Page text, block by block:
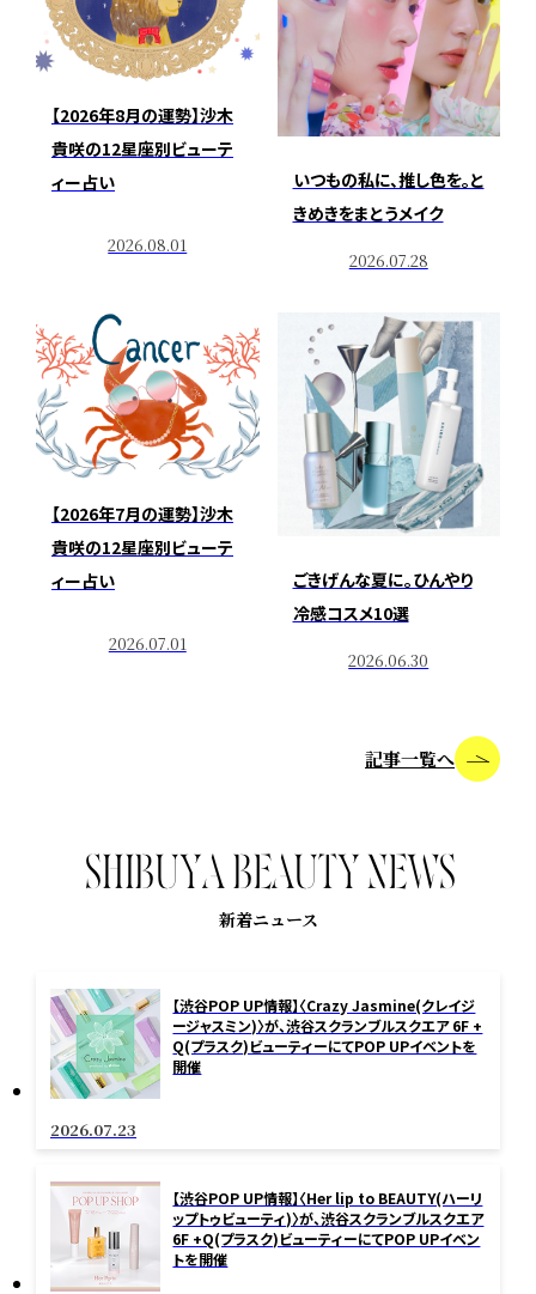
【2026年8月の運勢】沙木
貴咲の12星座別ビューテ
ィー占い
2026.08.01
いつもの私に、推し色を。と
きめきをまとうメイク
2026.07.28
【2026年7月の運勢】沙木
貴咲の12星座別ビューテ
ィー占い
2026.07.01
ごきげんな夏に。ひんやり
冷感コスメ10選
2026.06.30
記事一覧へ
SHIBU YA BEAU T Y NEWS
新着ニュース
【渋谷POP UP情報】〈Crazy Jasmine(クレイジ
ージャスミン)〉が、渋谷スクランブルスクエア 6F +
Q(プラスク)ビューティーにてPOP UPイベントを
開催
2026.07.23
【渋谷POP UP情報】〈Her lip to BEAUTY(ハーリ
ップトゥビューティ)〉が、渋谷スクランブルスクエア
6F +Q(プラスク)ビューティーにてPOP UPイベン
トを開催